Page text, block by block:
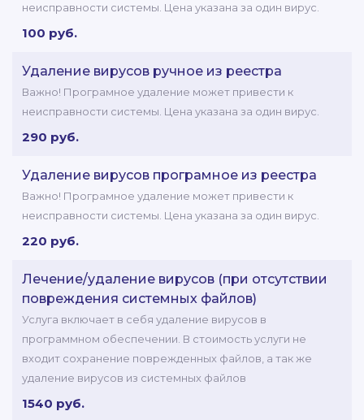
неисправности системы. Цена указана за один вирус.
100 руб.
Удаление вирусов ручное из реестра
Важно! Програмное удаление может привести к
неисправности системы. Цена указана за один вирус.
290 руб.
Удаление вирусов програмное из реестра
Важно! Програмное удаление может привести к
неисправности системы. Цена указана за один вирус.
220 руб.
Лечение/удаление вирусов (при отсутствии
повреждения системных файлов)
Услуга включает в себя удаление вирусов в
программном обеспечении. В стоимость услуги не
входит сохранение поврежденных файлов, а так же
удаление вирусов из системных файлов
1540 руб.